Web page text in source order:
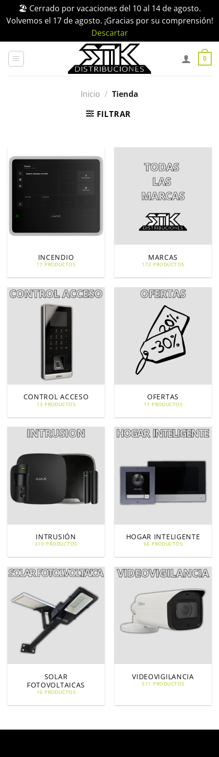
🏖️ Cerrado por vacaciones del 10 al 14 de agosto.
Volvemos el 17 de agosto. ¡Gracias por su comprensión!
Descartar
0
Inicio / Tienda
FILTRAR
INCENDIO
17 PRODUCTOS
MARCAS
172 PRODUCTOS
CONTROL ACCESO
13 PRODUCTOS
OFERTAS
17 PRODUCTOS
INTRUSIÓN
310 PRODUCTOS
HOGAR INTELIGENTE
66 PRODUCTOS
SOLAR
FOTOVOLTAICAS
16 PRODUCTOS
VIDEOVIGILANCIA
511 PRODUCTOS